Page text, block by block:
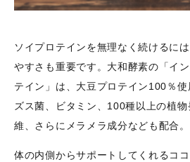
ソイプロテインを無理なく続けるに
やすさも重要です。大和酵素の「イ
テイン」は、大豆プロテイン100％使
ズス菌、ビタミン、100種以上の植
維、さらにメラメラ成分なども配合。
体の内側からサポートしてくれるコ